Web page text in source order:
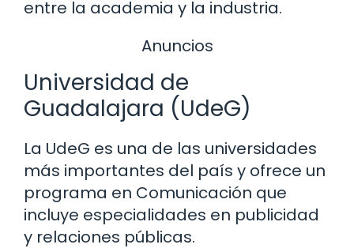
entre la academia y la industria.
Anuncios
Universidad de
Guadalajara (UdeG)
La UdeG es una de las universidades
más importantes del país y ofrece un
programa en Comunicación que
incluye especialidades en publicidad
y relaciones públicas.